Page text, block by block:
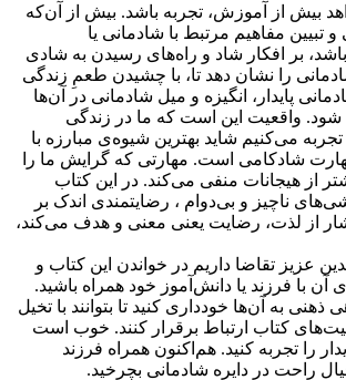
بیش از آموزش، تجربه باشد. بیش از آن‌که
مفاهیم مرتبط با شادمانی یا
بر افکار شاد و راه‌‌های رسیدن به شادی
را نشان دهد تا، با چشیدن طعمِ زندگی
پایدار، انگیزه و میل شادمانی در آن‌ها
واقعیت این است که ما در زندگی
می‌کنیم شاید بهترین شیوه‌ی مبارزه با
شادکامی است. مهارتی که گرایش ما را
از هیجانات منفی می‌کند. در این کتاب
ناچیز و بی‌دوام ، رضایتمندی اندک بر
از لذت، رضایت یعنی معنی و هدف می‌کند،
عزیز تقاضا داریم در خواندن این کتاب و
آن با فرزند یا دانش‌آموز خود همراه باشید.
به آن‌ها خودداری کنید تا بتوانند با تخیل
کتاب ارتباط برقرار کنند. خوب است
را تجربه کنید. هم‌اکنون همراه فرزند
راحت در دایره شادمانی بچرخید.